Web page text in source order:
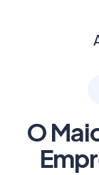
O